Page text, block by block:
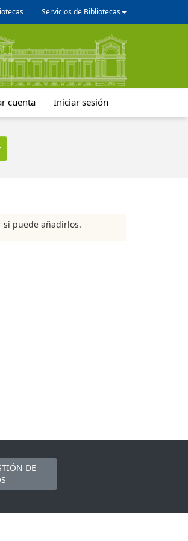
Servicios de Bibliotecas
cuenta Iniciar sesión
si puede añadirlos.
DE